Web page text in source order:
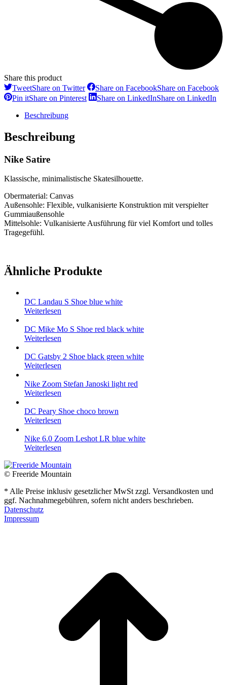
Share this product
TweetShare on Twitter Share on FacebookShare on Facebook
Pin itShare on Pinterest Share on LinkedInShare on LinkedIn
Beschreibung
Beschreibung
Nike Satire
Klassische, minimalistische Skatesilhouette.
Obermaterial: Canvas
Außensohle: Flexible, vulkanisierte Konstruktion mit verspielter
Gummiaußensohle
Mittelsohle: Vulkanisierte Ausführung für viel Komfort und tolles
Tragegefühl.
Ähnliche Produkte
DC Landau S Shoe blue white
Weiterlesen
DC Mike Mo S Shoe red black white
Weiterlesen
DC Gatsby 2 Shoe black green white
Weiterlesen
Nike Zoom Stefan Janoski light red
Weiterlesen
DC Peary Shoe choco brown
Weiterlesen
Nike 6.0 Zoom Leshot LR blue white
Weiterlesen
© Freeride Mountain
* Alle Preise inklusiv gesetzlicher MwSt zzgl. Versandkosten und
ggf. Nachnahmegebühren, sofern nicht anders beschrieben.
Datenschutz
Impressum